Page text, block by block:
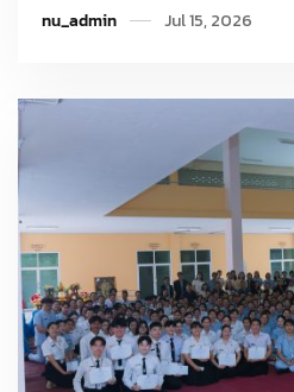
nu_admin Jul 15, 2026